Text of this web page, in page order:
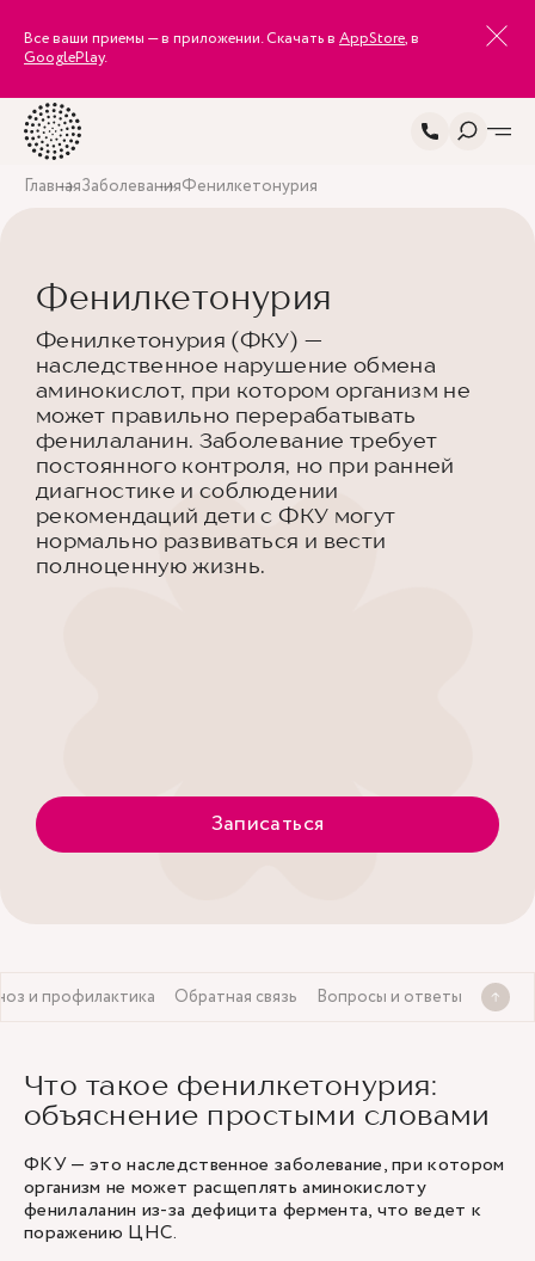
Все ваши приемы — в приложении. Скачать в AppStore, в
GooglePlay.
ГлавнаяЗаболеванияФенилкетонурия
Фенилкетонурия
Фенилкетонурия (ФКУ) —
наследственное нарушение обмена
аминокислот, при котором организм не
может правильно перерабатывать
фенилаланин. Заболевание требует
постоянного контроля, но при ранней
диагностике и соблюдении
рекомендаций дети с ФКУ могут
нормально развиваться и вести
полноценную жизнь.
Записаться
и профилактика Обратная связь Вопросы и ответы
Что такое фенилкетонурия:
объяснение простыми словами
ФКУ — это наследственное заболевание, при котором
организм не может расщеплять аминокислоту
фенилаланин из-за дефицита фермента, что ведет к
поражению ЦНС.